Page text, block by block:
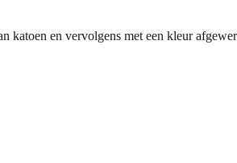
katoen en vervolgens met een kleur